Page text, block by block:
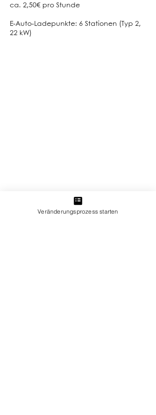
ca. 2,50€ pro Stunde
E-Auto-Ladepunkte: 6 Stationen (Typ 2,
22 kW)
Veränderungsprozess starten